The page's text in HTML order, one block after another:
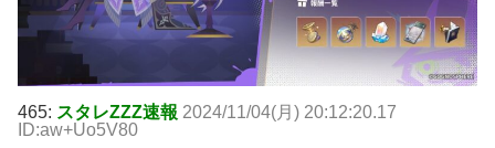
465: スタレZZZ速報 2024/11/04(月) 20:12:20.17
ID:aw+Uo5V80